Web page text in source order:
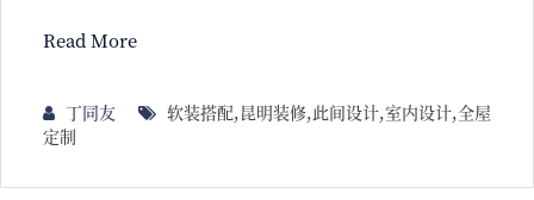
Read More
丁同友 软装搭配,昆明装修,此间设计,室内设计,全屋
定制